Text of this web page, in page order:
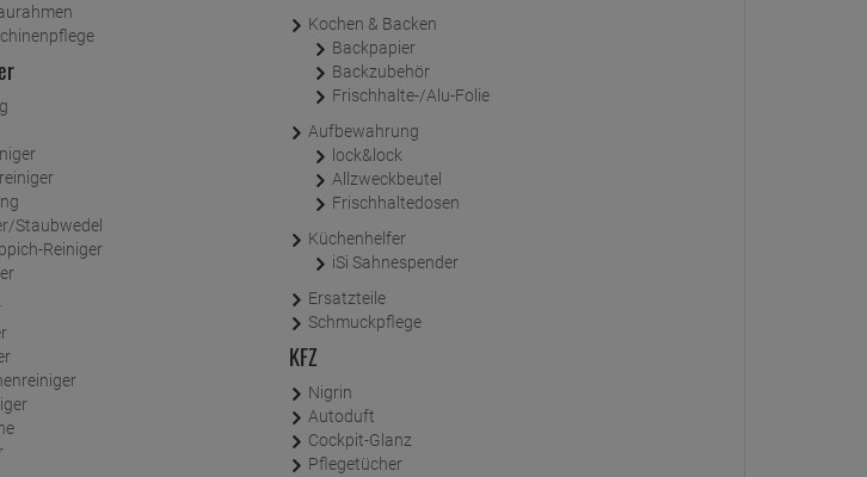
Staubwedel
Reiniger
Kochen & Backen
Backpapier
Backzubehör
Frischhalte-/Alu-Folie
Aufbewahrung
lock&lock
Allzweckbeutel
Frischhaltedosen
Küchenhelfer
iSi Sahnespender
Ersatzteile
Schmuckpflege
KFZ
Nigrin
Autoduft
Cockpit-Glanz
Pflegetücher